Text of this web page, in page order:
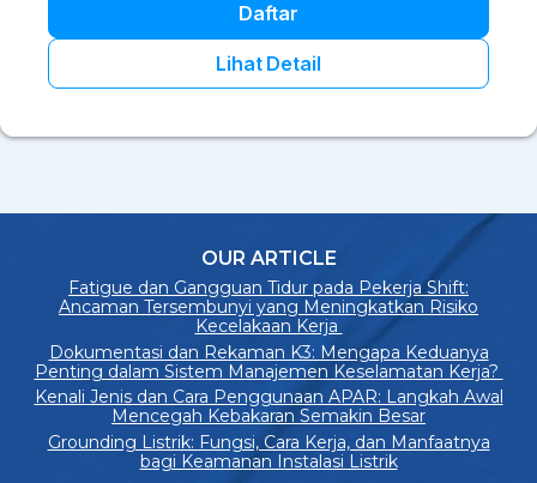
Daftar
Lihat Detail
OUR ARTICLE
Fatigue dan Gangguan Tidur pada Pekerja Shift:
Ancaman Tersembunyi yang Meningkatkan Risiko
Kecelakaan Kerja
Dokumentasi dan Rekaman K3: Mengapa Keduanya
Penting dalam Sistem Manajemen Keselamatan Kerja?
Kenali Jenis dan Cara Penggunaan APAR: Langkah Awal
Mencegah Kebakaran Semakin Besar
Grounding Listrik: Fungsi, Cara Kerja, dan Manfaatnya
bagi Keamanan Instalasi Listrik